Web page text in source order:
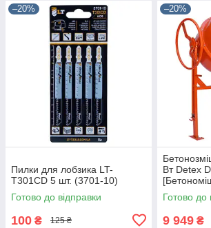
–20%
Пилки для лобзика LT-
T301CD 5 шт. (3701-10)
Готово до відправки
100 ₴ 125 ₴
–20%
Вт Detex
Готово до
9 949 ₴